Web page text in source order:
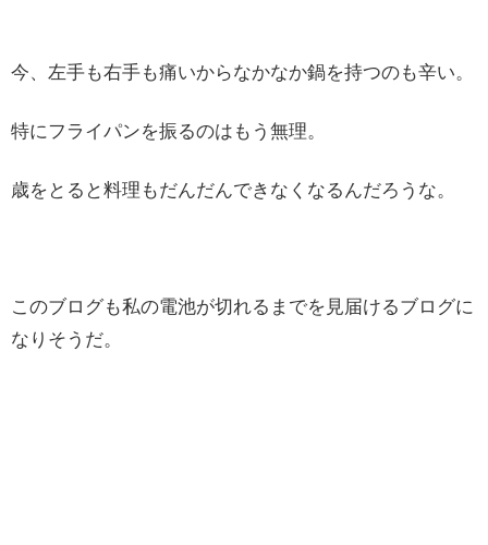
今、左手も右手も痛いからなかなか鍋を持つのも辛い。
特にフライパンを振るのはもう無理。
歳をとると料理もだんだんできなくなるんだろうな。
このブログも私の電池が切れるまでを見届けるブログに
なりそうだ。